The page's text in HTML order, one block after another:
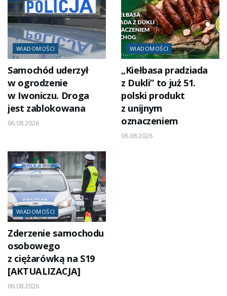
WIADOMOŚCI
Samochód uderzył
w ogrodzenie
w Iwoniczu. Droga
jest zablokowana
06.08.2026
WIADOMOŚCI
„Kiełbasa pradziada
z Dukli” to już 51.
polski produkt
z unijnym
oznaczeniem
06.08.2026
WIADOMOŚCI
Zderzenie samochodu
osobowego
z ciężarówką na S19
[AKTUALIZACJA]
06.08.2026